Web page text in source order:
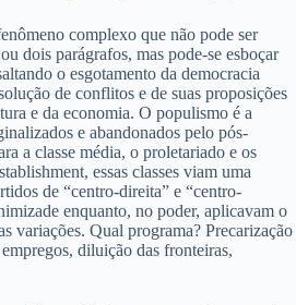
complexo que não pode ser
dois parágrafos, mas pode-se esboçar
o esgotamento da democracia
de conflitos e de suas proposições
e da economia. O populismo é a
e abandonados pelo pós-
a classe média, o proletariado e os
essas classes viam uma
de “centro-direita” e “centro-
enquanto, no poder, aplicavam o
variações. Qual programa? Precarização
diluição das fronteiras,